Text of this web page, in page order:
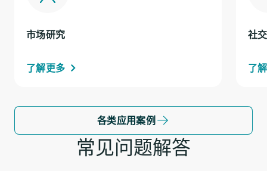
市场研究
了解更多
社
了
各类应用案例
常见问题解答